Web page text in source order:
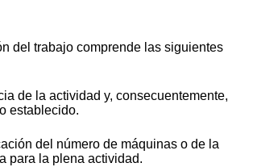
del trabajo comprende las siguientes
de la actividad y, consecuentemente,
establecido.
del número de máquinas o de la
para la plena actividad.